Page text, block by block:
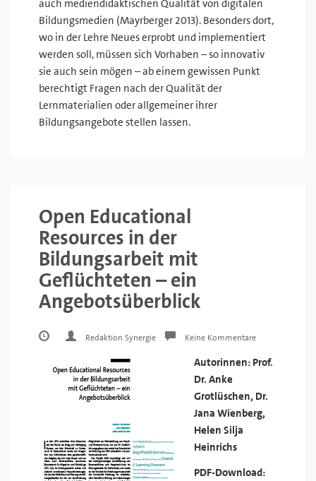
auch mediendidaktischen Qualität von digitalen
Bildungsmedien (Mayrberger 2013). Besonders dort,
wo in der Lehre Neues erprobt und implementiert
werden soll, müssen sich Vorhaben – so innovativ
sie auch sein mögen – ab einem gewissen Punkt
berechtigt Fragen nach der Qualität der
Lernmaterialien oder allgemeiner ihrer
Bildungsangebote stellen lassen.
Open Educational
Resources in der
Bildungsarbeit mit
Geflüchteten – ein
Angebotsüberblick
Redaktion Synergie Keine Kommentare
Autorinnen: Prof.
Dr. Anke
Grotlüschen, Dr.
Jana Wienberg,
Helen Silja
Heinrichs
PDF-Download: